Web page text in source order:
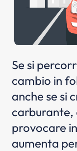
Se si
cambio in
anche se si
carburante,
provocare
aumenta